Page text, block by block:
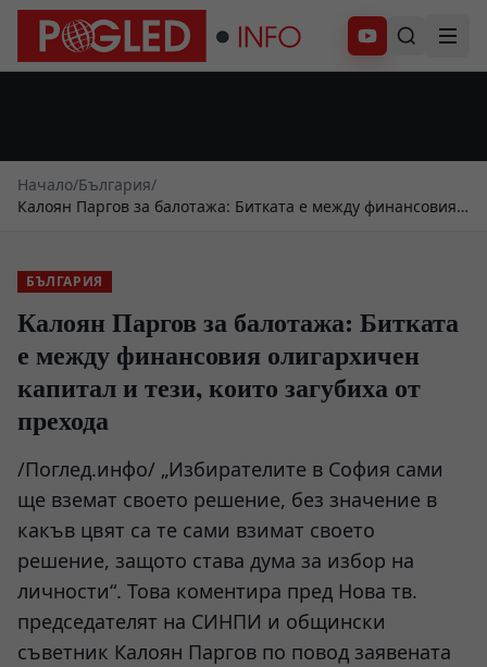
Абонирай се
Начало/България/
Калоян Паргов за балотажа: Битката е между финансовия
БЪЛГАРИЯ
Калоян Паргов за балотажа: Битката
е между финансовия олигархичен
капитал и тези, които загубиха от
прехода
/Поглед.инфо/ „Избирателите в София сами
ще вземат своето решение, без значение в
какъв цвят са те сами взимат своето
решение, защото става дума за избор на
личности“. Това коментира пред Нова тв.
председателят на СИНПИ и общински
съветник Калоян Паргов по повод заявената